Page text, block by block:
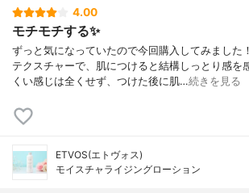
4.00
モチモチする✨
ずっと気になっていたので今回購入してみました
テクスチャーで、肌につけると結構しっとり感を
くい感じは全くせず、つけた後に肌…続きを見る
ETVOS(エトヴォス)
モイスチャライジングローション